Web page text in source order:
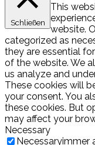
Schließen
This
website.
categorized as
they are essential
of the website. We
us analyze and
These cookies will
your consent. You
these cookies. But
may affect your
Necessary
Necessaryimmer